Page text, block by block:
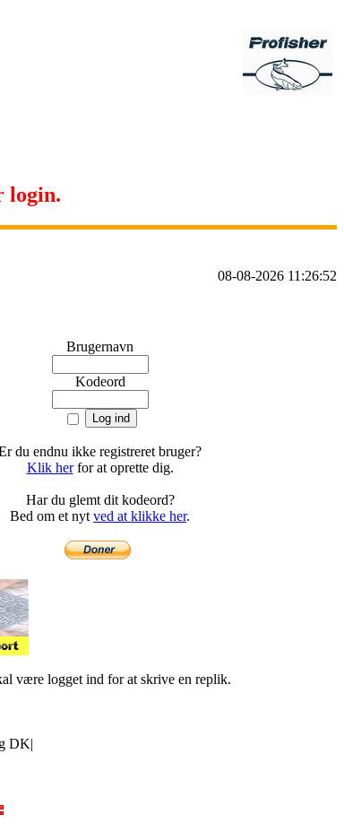
login.
08-08-2026 11:26:52
Brugernavn
Kodeord
du endnu ikke registreret bruger?
Klik herfor at oprette dig.
Har du glemt dit kodeord?
Bed om et nyt ved at klikke her.
være logget ind for at skrive en replik.
DK|